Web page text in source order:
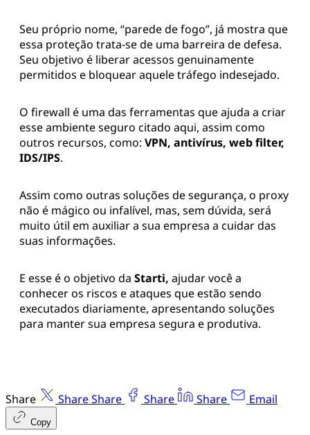
Seu próprio nome, “parede de fogo”, já mostra que
essa proteção trata-se de uma barreira de defesa.
Seu objetivo é liberar acessos genuinamente
permitidos e bloquear aquele tráfego indesejado.
O firewall é uma das ferramentas que ajuda a criar
esse ambiente seguro citado aqui, assim como
outros recursos, como: VPN, antivírus, web filter,
IDS/IPS.
Assim como outras soluções de segurança, o proxy
não é mágico ou infalível, mas, sem dúvida, será
muito útil em auxiliar a sua empresa a cuidar das
suas informações.
E esse é o objetivo da Starti, ajudar você a
conhecer os riscos e ataques que estão sendo
executados diariamente, apresentando soluções
para manter sua empresa segura e produtiva.
Share ShareShare Share Share Email
Copy